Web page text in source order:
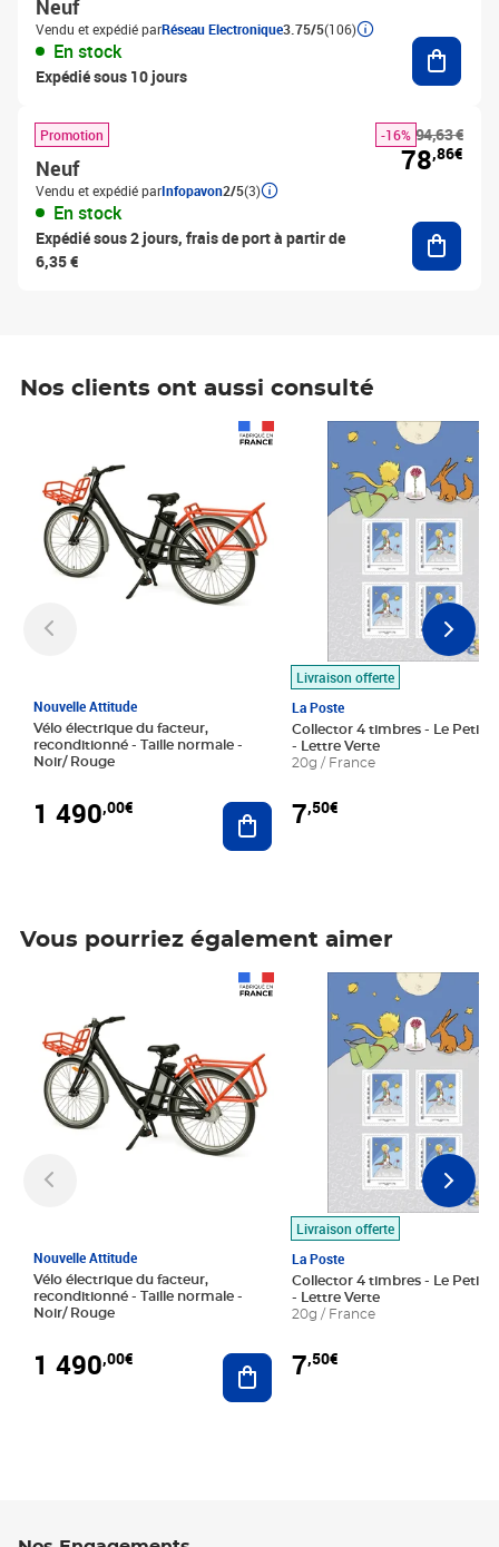
Neuf
Vendu et expédié parRéseau Electronique3.75/5(106)
En stock
Expédié sous 10 jours
Promotion
Neuf
Vendu et expédié parInfopavon2/5(3)
En stock
Expédié sous 2 jours, frais de port à partir de
6,35 €
94,63 €
-16%
78,86€
Nos clients ont aussi consulté
Nouvelle Attitude
Vélo électrique du facteur,
reconditionné - Taille normale -
Noir/ Rouge
1 490,00€ Ajouter au panier
Livraison offerte
La Poste
Collector 4 timbres - Le Petit
- Lettre Verte
20g / France
7,50€
Prix 7,50€
Vous pourriez également aimer
Nouvelle Attitude
Vélo électrique du facteur,
reconditionné - Taille normale -
Noir/ Rouge
1 490,00€ Ajouter au panier
Livraison offerte
La Poste
Collector 4 timbres - Le Petit
- Lettre Verte
20g / France
7,50€
Prix 7,50€